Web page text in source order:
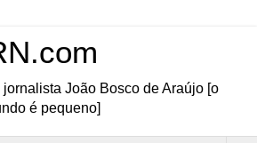
João Bosco de Araújo [o
é pequeno]